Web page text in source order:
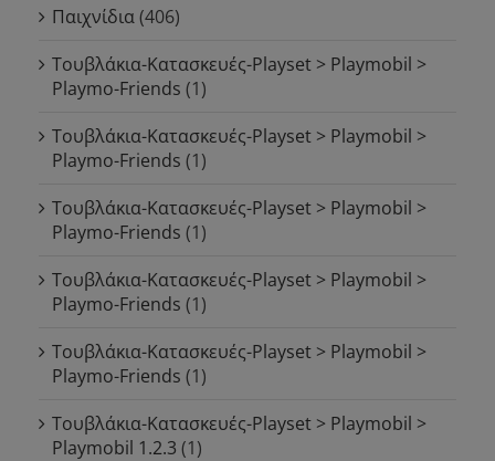
Παιχνίδια(406)
Τουβλάκια-Κατασκευές-Playset > Playmobil >
Playmo-Friends (1)
Τουβλάκια-Κατασκευές-Playset > Playmobil >
Playmo-Friends (1)
Τουβλάκια-Κατασκευές-Playset > Playmobil >
Playmo-Friends (1)
Τουβλάκια-Κατασκευές-Playset > Playmobil >
Playmo-Friends (1)
Τουβλάκια-Κατασκευές-Playset > Playmobil >
Playmo-Friends (1)
Τουβλάκια-Κατασκευές-Playset > Playmobil >
Playmobil 1.2.3 (1)